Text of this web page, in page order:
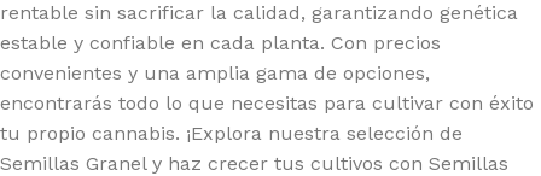
rentable sin sacrificar la calidad, garantizando genética
estable y confiable en cada planta. Con precios
convenientes y una amplia gama de opciones,
encontrarás todo lo que necesitas para cultivar con éxito
tu propio cannabis. ¡Explora nuestra selección de
Semillas Granel y haz crecer tus cultivos con Semillas